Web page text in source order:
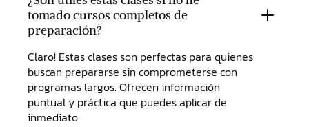
tomado cursos completos de
preparación?
Claro! Estas clases son perfectas para quienes
buscan prepararse sin comprometerse con
programas largos. Ofrecen información
puntual y práctica que puedes aplicar de
inmediato.